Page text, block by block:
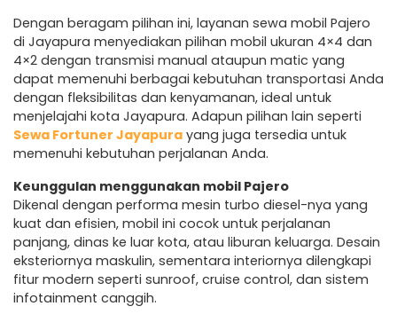
Dengan beragam pilihan ini, layanan sewa mobil Pajero
di Jayapura menyediakan pilihan mobil ukuran 4×4 dan
4×2 dengan transmisi manual ataupun matic yang
dapat memenuhi berbagai kebutuhan transportasi Anda
dengan fleksibilitas dan kenyamanan, ideal untuk
menjelajahi kota Jayapura. Adapun pilihan lain seperti
Sewa Fortuner Jayapura yang juga tersedia untuk
memenuhi kebutuhan perjalanan Anda.
Keunggulan menggunakan mobil Pajero
Dikenal dengan performa mesin turbo diesel-nya yang
kuat dan efisien, mobil ini cocok untuk perjalanan
panjang, dinas ke luar kota, atau liburan keluarga. Desain
eksteriornya maskulin, sementara interiornya dilengkapi
fitur modern seperti sunroof, cruise control, dan sistem
infotainment canggih.